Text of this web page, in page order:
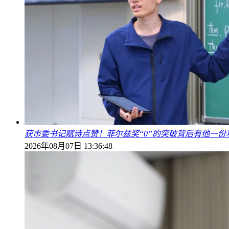
获市委书记赋诗点赞！菲尔兹奖“0”的突破背后有他一份
2026年08月07日 13:36:48